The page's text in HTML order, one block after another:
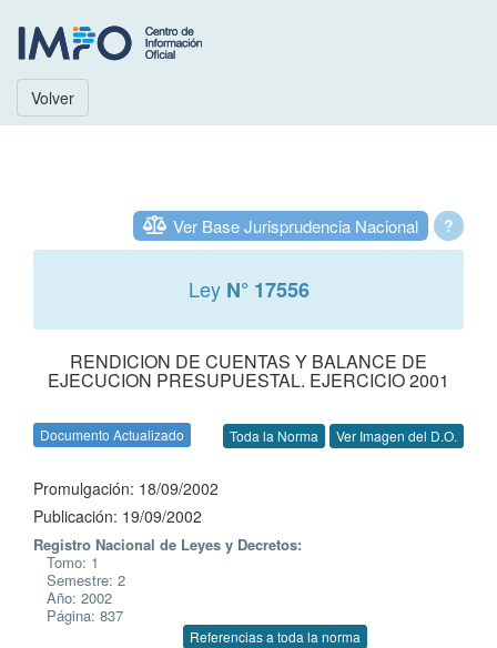
Volver
?
Ver Base Jurisprudencia Nacional
Ley N° 17556
RENDICION DE CUENTAS Y BALANCE DE
EJECUCION PRESUPUESTAL. EJERCICIO 2001
Documento Actualizado Toda la Norma Ver Imagen del D.O.
Promulgación: 18/09/2002
Publicación: 19/09/2002
Registro Nacional de Leyes y Decretos:
Tomo: 1
Semestre: 2
Año: 2002
Página: 837
Referencias a toda la norma